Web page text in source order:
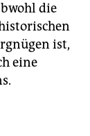
die
ist,
eine